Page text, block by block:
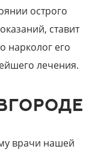
острого
ставит
нарколог его
лечения.
врачи нашей